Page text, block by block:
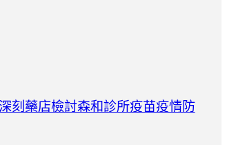
刻藥店檢討森和診所疫苗疫情防